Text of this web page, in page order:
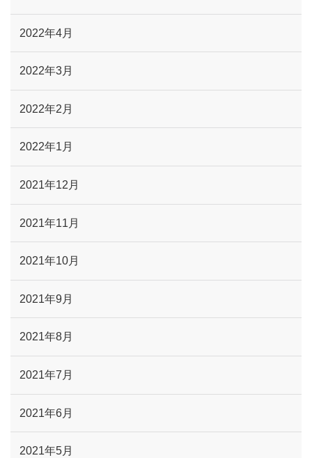
2022年4月
2022年3月
2022年2月
2022年1月
2021年12月
2021年11月
2021年10月
2021年9月
2021年8月
2021年7月
2021年6月
2021年5月